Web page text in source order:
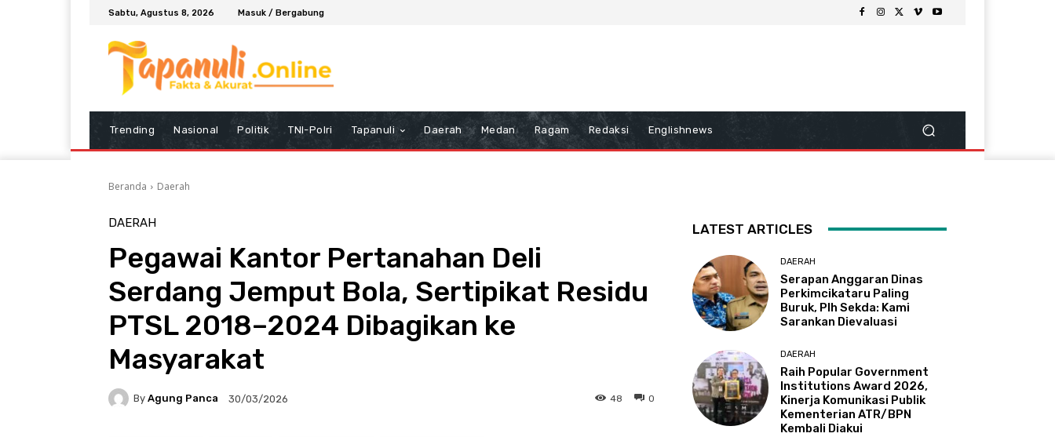
Sabtu, Agustus 8, 2026 Masuk / Bergabung
Trending Nasional Politik TNI-Polri Tapanuli Daerah Medan Ragam Redaksi Englishnews
Beranda Daerah
DAERAH
Pegawai Kantor Pertanahan Deli
Serdang Jemput Bola, Sertipikat Residu
PTSL 2018–2024 Dibagikan ke
Masyarakat
By Agung Panca 30/03/2026 0
48
LATEST ARTICLES
DAERAH
Serapan Anggaran Dinas
Perkimcikataru Paling
Buruk, Plh Sekda: Kami
Sarankan Dievaluasi
DAERAH
Raih Popular Government
Institutions Award 2026,
Kinerja Komunikasi Publik
Kementerian ATR/BPN
Kembali Diakui